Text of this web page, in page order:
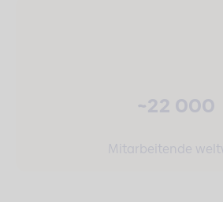
~22 000
Mitarbeitende